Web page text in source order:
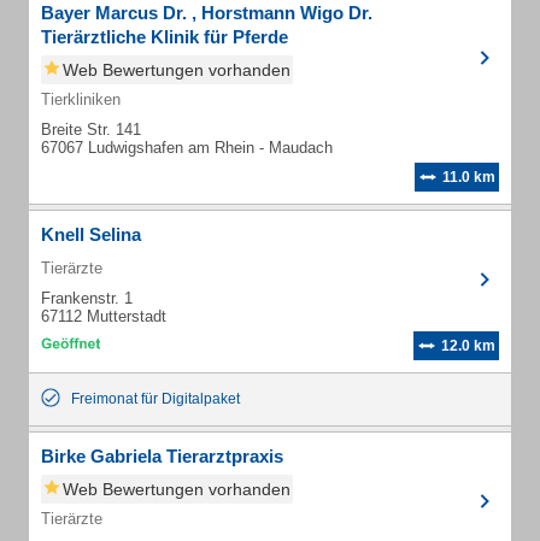
Bayer Marcus Dr. , Horstmann Wigo Dr.
Tierärztliche Klinik für Pferde
Web Bewertungen vorhanden
Tierkliniken
Breite Str. 141
67067 Ludwigshafen am Rhein - Maudach
11.0 km
Knell Selina
Tierärzte
Frankenstr. 1
67112 Mutterstadt
12.0 km
Freimonat für Digitalpaket
Birke Gabriela Tierarztpraxis
Web Bewertungen vorhanden
Tierärzte